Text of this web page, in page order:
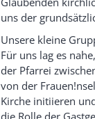
uns der
Unsere kleine
Für uns lag es
der Pfarrei
von der
Kirche initiieren